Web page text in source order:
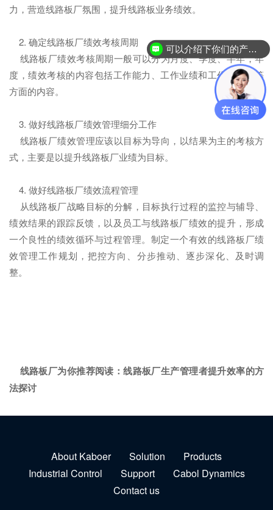
力，营造线路板厂氛围，提升线路板业务绩效。
2. 确定线路板厂绩效考核周期
线路板厂绩效考核周期一般可以分为月度、季度、半年，年
度，绩效考核的内容包括工作能力、工作业绩和工作态度等等
方面的内容。
3. 做好线路板厂绩效管理细分工作
线路板厂绩效管理应该以目标为导向，以结果为主的考核方
式，主要是以提升线路板厂业绩为目标。
4. 做好线路板厂绩效流程管理
从线路板厂战略目标的分解，目标执行过程的监控与辅导、
绩效结果的跟踪反馈，以及员工与线路板厂绩效的提升，形成
一个良性的绩效循环与过程管理。制定一个有效的线路板厂绩
效管理工作规划，把控方向、分步推动、逐步深化、及时调
整。
线路板厂为你推荐阅读：线路板厂生产管理者提升效率的方
法探讨
About Kaboer Solution
Products
Industrial Control
Support
Cabol Dynamics
Contact us
可以介绍下你们的产品么？